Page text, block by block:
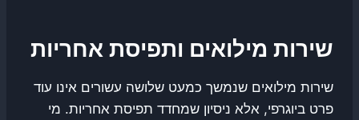
שירות מילואים ותפיסת אחריות
שירות מילואים שנמשך כמעט שלושה עשורים אינו עוד
פרט ביוגרפי, אלא ניסיון שמחדד תפיסת אחריות. מי